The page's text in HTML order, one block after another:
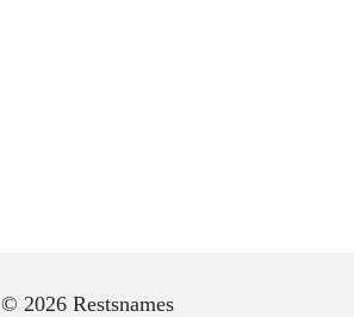
© 2026 Restsnames